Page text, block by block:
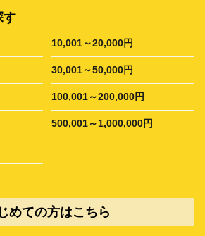
す
10,001～20,000円
30,001～50,000円
100,001～200,000円
500,001～1,000,000円
めての方はこちら